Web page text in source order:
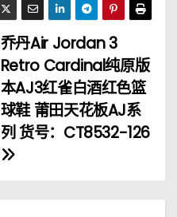
乔丹Air Jordan 3
Retro Cardinal纯原版
本AJ3红雀白酒红色篮
球鞋 莆田天花板AJ系
列 货号：CT8532-126